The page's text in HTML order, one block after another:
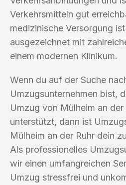
Verkehrsmitteln gut
medizinische Versorgung
ausgezeichnet mit
einem modernen Klinikum.
Wenn du auf der Suche
Umzugsunternehmen bist,
Umzug von Mülheim an der
unterstützt, dann ist
Mülheim an der Ruhr dein
Als professionelles
wir einen umfangreichen
Umzug stressfrei und